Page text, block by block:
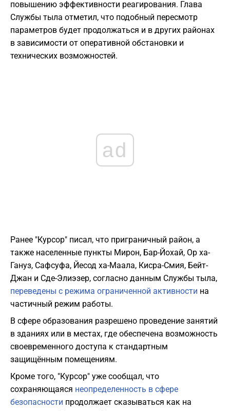
повышению эффективности реагирования. Глава
Службы тыла отметил, что подобный пересмотр
параметров будет продолжаться и в других районах
в зависимости от оперативной обстановки и
технических возможностей.
ad
Ранее "Курсор" писал, что приграничный район, а
также населенные пункты Мирон, Бар-Йохай, Ор ха-
Гануз, Сафсуфа, Йесод ха-Маала, Кисра-Смия, Бейт-
Джан и Сде-Элиэзер, согласно данным Службы тыла,
переведены с режима ограниченной активности на
частичный режим работы.
В сфере образования разрешено проведение занятий
в зданиях или в местах, где обеспечена возможность
своевременного доступа к стандартным
защищённым помещениям.
Кроме того, "Курсор" уже сообщал, что
сохраняющаяся неопределенность в сфере
безопасности продолжает сказываться как на